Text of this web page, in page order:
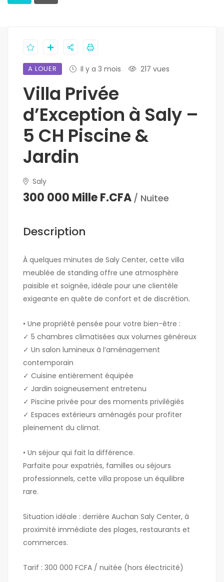
A LOUER Il y a 3 mois 217 vues
Villa Privée
d’Exception à Saly –
5 CH Piscine &
Jardin
Saly
300 000 Mille F.CFA / Nuitee
Description
À quelques minutes de Saly Center, cette villa
meublée de standing offre une atmosphère
paisible et soignée, idéale pour une clientèle
exigeante en quête de confort et de discrétion.
• Une propriété pensée pour votre bien-être :
✓ 5 chambres climatisées aux volumes généreux
✓ Un salon lumineux à l’aménagement
contemporain
✓ Cuisine entièrement équipée
✓ Jardin soigneusement entretenu
✓ Piscine privée pour des moments privilégiés
✓ Espaces extérieurs aménagés pour profiter
pleinement du climat.
• Un séjour qui fait la différence.
Parfaite pour expatriés, familles ou séjours
professionnels, cette villa propose un équilibre
rare.
Situation idéale : derrière Auchan Saly Center, à
proximité immédiate des plages, restaurants et
commerces.
Tarif : 300 000 FCFA / nuitée (hors électricité)